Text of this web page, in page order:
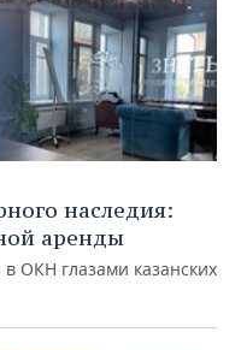
наследия:
аренды
ОКН глазами казанских